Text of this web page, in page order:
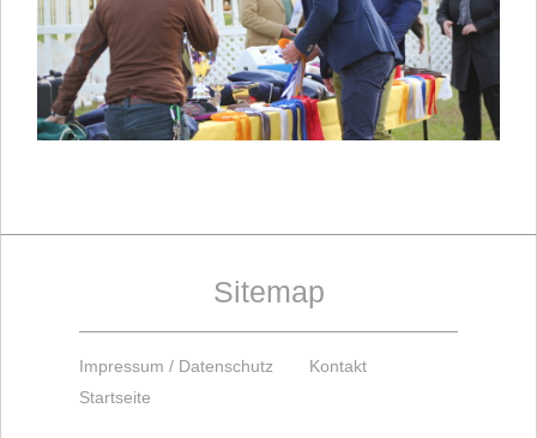
Sitemap
Impressum / Datenschutz
Kontakt
Startseite